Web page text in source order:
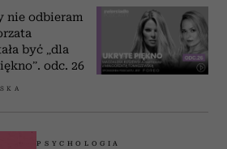
nie odbieram
być „dla
odc. 26
PSYCHOLOGIA